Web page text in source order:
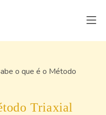
Triaxial